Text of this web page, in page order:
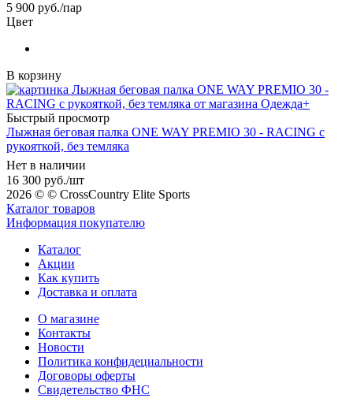
5 900 руб./пар
Цвет
В корзину
Быстрый просмотр
Лыжная беговая палка ONE WAY PREMIO 30 - RACING с
рукояткой, без темляка
Нет в наличии
16 300 руб./шт
2026 © © CrossCountry Elite Sports
Каталог товаров
Информация покупателю
Каталог
Акции
Как купить
Доставка и оплата
О магазине
Контакты
Новости
Политика конфидециальности
Договоры оферты
Свидетельство ФНС